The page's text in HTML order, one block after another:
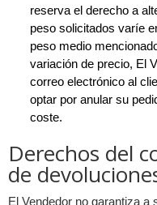
reserva el derecho a
peso solicitados varíe
peso medio
variación de precio, El
correo electrónico al
optar por anular su
coste.
Derechos del
de
El Vendedor no garantiza a